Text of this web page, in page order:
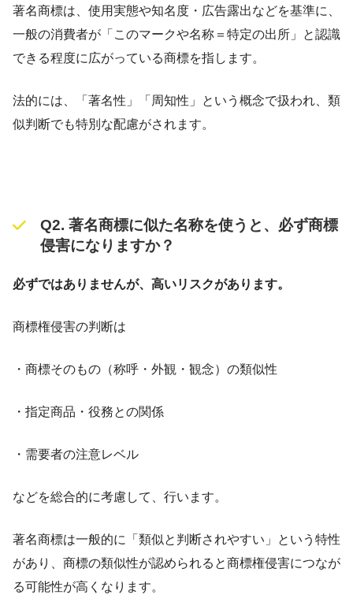
著名商標は、使用実態や知名度・広告露出などを基準に、
一般の消費者が「このマークや名称＝特定の出所」と認識
できる程度に広がっている商標を指します。
法的には、「著名性」「周知性」という概念で扱われ、類
似判断でも特別な配慮がされます。
Q2. 著名商標に似た名称を使うと、必ず商標
侵害になりますか？
必ずではありませんが、高いリスクがあります。
商標権侵害の判断は
・商標そのもの（称呼・外観・観念）の類似性
・指定商品・役務との関係
・需要者の注意レベル
などを総合的に考慮して、行います。
著名商標は一般的に「類似と判断されやすい」という特性
があり、商標の類似性が認められると商標権侵害につなが
る可能性が高くなります。